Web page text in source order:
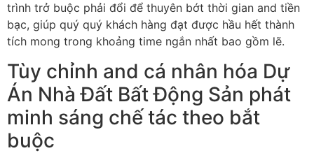
trình trở buộc phải đổi để thuyên bớt thời gian and tiền
bạc, giúp quý quý khách hàng đạt được hầu hết thành
tích mong trong khoảng time ngắn nhất bao gồm lẽ.
Tùy chỉnh and cá nhân hóa Dự
Án Nhà Đất Bất Động Sản phát
minh sáng chế tác theo bắt
buộc